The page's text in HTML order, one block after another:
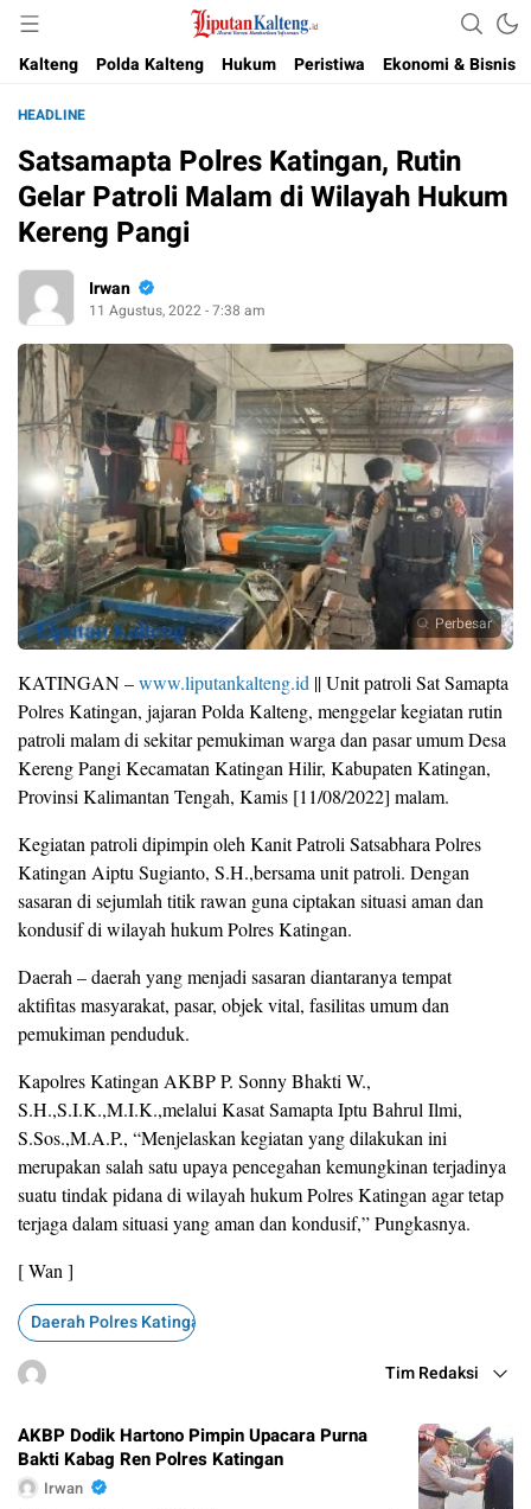
Liputan Kalteng
Akurat, Terpercaya & Independent
Kalteng
Polda Kalteng Hukum Peristiwa Ekonomi & Bisnis
HEADLINE
Satsamapta Polres Katingan, Rutin
Gelar Patroli Malam di Wilayah Hukum
Kereng Pangi
Irwan
11 Agustus, 2022 - 7:38 am
Perbesar
KATINGAN –www.liputankalteng.id || Unit patroli Sat Samapta
Polres Katingan, jajaran Polda Kalteng, menggelar kegiatan rutin
patroli malam di sekitar pemukiman warga dan pasar umum Desa
Kereng Pangi Kecamatan Katingan Hilir, Kabupaten Katingan,
Provinsi Kalimantan Tengah, Kamis [11/08/2022] malam.
Kegiatan patroli dipimpin oleh Kanit Patroli Satsabhara Polres
Katingan Aiptu Sugianto, S.H.,bersama unit patroli. Dengan
sasaran di sejumlah titik rawan guna ciptakan situasi aman dan
kondusif di wilayah hukum Polres Katingan.
Daerah – daerah yang menjadi sasaran diantaranya tempat
aktifitas masyarakat, pasar, objek vital, fasilitas umum dan
pemukiman penduduk.
Kapolres Katingan AKBP P. Sonny Bhakti W.,
S.H.,S.I.K.,M.I.K.,melalui Kasat Samapta Iptu Bahrul Ilmi,
S.Sos.,M.A.P., “Menjelaskan kegiatan yang dilakukan ini
merupakan salah satu upaya pencegahan kemungkinan terjadinya
suatu tindak pidana di wilayah hukum Polres Katingan agar tetap
terjaga dalam situasi yang aman dan kondusif,” Pungkasnya.
[ Wan ]
Daerah Polres Katingan
Tim Redaksi
AKBP Dodik Hartono Pimpin Upacara Purna
Bakti Kabag Ren Polres Katingan
Irwan